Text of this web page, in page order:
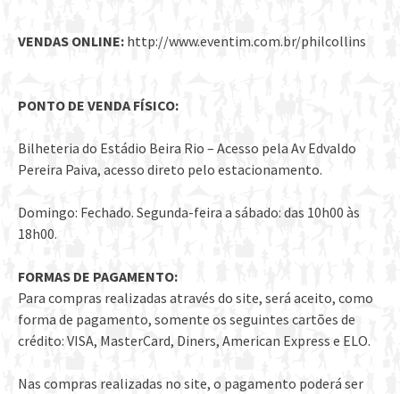
VENDAS ONLINE: http://www.eventim.com.br/philcollins
PONTO DE VENDA FÍSICO:
Bilheteria do Estádio Beira Rio – Acesso pela Av Edvaldo
Pereira Paiva, acesso direto pelo estacionamento.
Domingo: Fechado. Segunda-feira a sábado: das 10h00 às
18h00.
FORMAS DE PAGAMENTO:
Para compras realizadas através do site, será aceito, como
forma de pagamento, somente os seguintes cartões de
crédito: VISA, MasterCard, Diners, American Express e ELO.
Nas compras realizadas no site, o pagamento poderá ser